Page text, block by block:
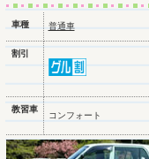
車種 普通車
割引
教習車
コンフォート